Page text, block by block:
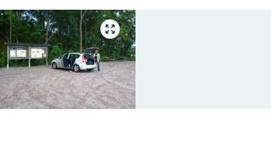
Gå
till
helskärmsläge